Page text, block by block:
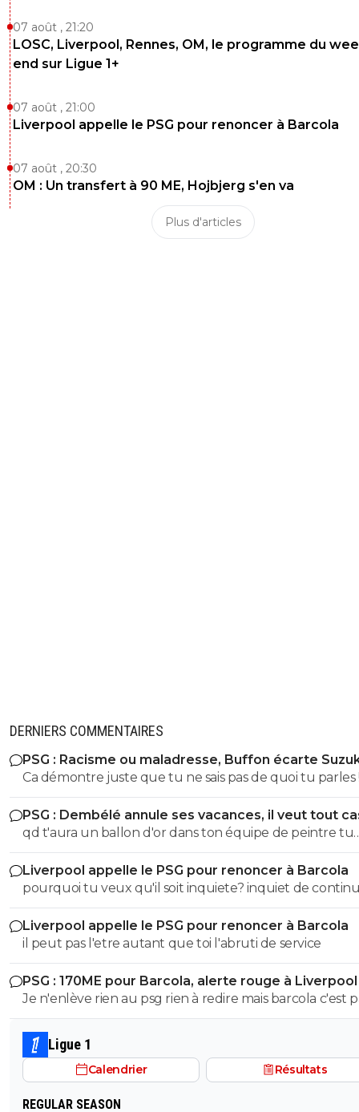
07 août , 21:20
LOSC, Liverpool, Rennes, OM, le programme du
end sur Ligue 1+
07 août , 21:00
Liverpool appelle le PSG pour renoncer à Barcola
07 août , 20:30
OM : Un transfert à 90 ME, Hojbjerg s'en va
Plus d'articles
DERNIERS COMMENTAIRES
PSG : Racisme ou maladresse, Buffon écarte
Ca démontre juste que tu ne sais pas de quoi tu parles !!
etre sacrément débile pour confondre nazisme et
T'a meme pas le niveau en histoire d'un collégien...
partir de là tes idées politiques on s'en tape Quand on sait pas
faire la différence entre le nazisme et le fascisme
parle pas de politique vu qu'on est un putain d'ignare ! Merci
de démontrer encore une fois que l'électeur LFI est
abruti qui connait rien à rien :)
PSG : Dembélé annule ses vacances, il veut tout
qd t'aura un ballon d'or dans ton équipe de peintre tu
pourras la ramener le bouffon de service
Liverpool appelle le PSG pour renoncer à Barcola
pourquoi tu veux qu'il soit inquiete? inquiet de
gagner des titres avec la meilleure équipe d'europe? SOigne
toi abruti
Liverpool appelle le PSG pour renoncer à Barcola
il peut pas l'etre autant que toi l'abruti de service
PSG : 170ME pour Barcola, alerte rouge à Liverpool
Je n'enlève rien au psg rien à redire mais barcola c'est
plus de 80-100 hors bonus faut arrêter c'est pas kvara
Mbappé Dembelé haaland
Ligue 1
Calendrier Résultats
REGULAR SEASON